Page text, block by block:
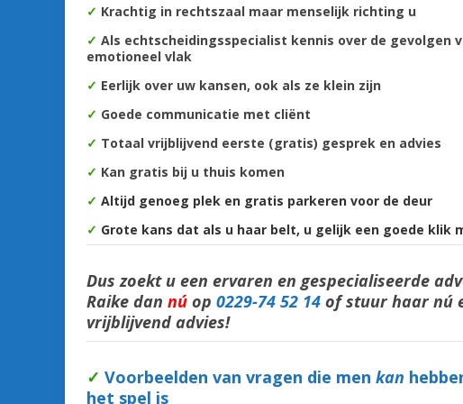
✓ Krachtig in rechtszaal maar menselijk richting u
✓ Als echtscheidingsspecialist kennis over de gevolgen
emotioneel vlak
✓ Eerlijk over uw kansen, ook als ze klein zijn
✓ Goede communicatie met cliënt
✓ Totaal vrijblijvend eerste (gratis) gesprek en advies
✓ Kan gratis bij u thuis komen
✓ Altijd genoeg plek en gratis parkeren voor de deur
✓ Grote kans dat als u haar belt, u gelijk een goede klik
Dus zoekt u een ervaren en gespecialiseerde
Raike dan nú op 0229-74 52 14 of stuur haar nú
vrijblijvend advies!
✓ Voorbeelden van vragen die men kan
het spel is